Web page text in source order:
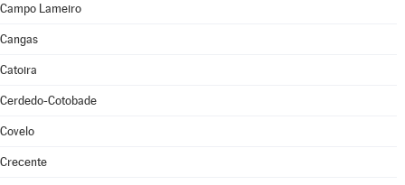
Campo Lameiro
Cangas
Catoira
Cerdedo-Cotobade
Covelo
Crecente